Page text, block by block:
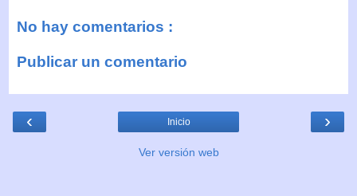
No hay comentarios :
Publicar un comentario
‹ ›
Inicio
Ver versión web